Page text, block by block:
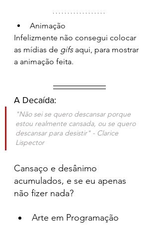
Animação
Infelizmente não consegui colocar
as mídias de gifs aqui, para mostrar
a animação feita.
A Decaída:
"Não sei se quero descansar porque
estou realmente cansada, ou se quero
descansar para desistir" - Clarice
Lispector
Cansaço e desânimo
acumulados, e se eu apenas
não fizer nada?
Arte em Programação